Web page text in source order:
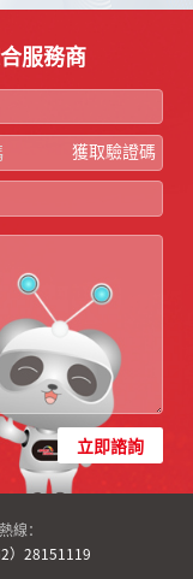
服務商
獲取驗證碼
立即諮詢
線：
）28151119